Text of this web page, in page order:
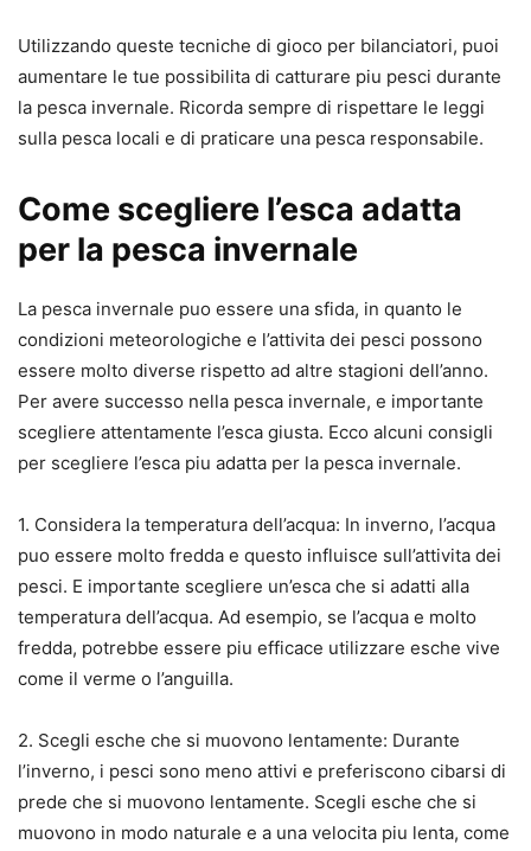
Utilizzando queste tecniche di gioco per bilanciatori, puoi
aumentare le tue possibilita di catturare piu pesci durante
la pesca invernale. Ricorda sempre di rispettare le leggi
sulla pesca locali e di praticare una pesca responsabile.
Come scegliere l’esca adatta
per la pesca invernale
La pesca invernale puo essere una sfida, in quanto le
condizioni meteorologiche e l’attivita dei pesci possono
essere molto diverse rispetto ad altre stagioni dell’anno.
Per avere successo nella pesca invernale, e importante
scegliere attentamente l’esca giusta. Ecco alcuni consigli
per scegliere l’esca piu adatta per la pesca invernale.
1. Considera la temperatura dell’acqua: In inverno, l’acqua
puo essere molto fredda e questo influisce sull’attivita dei
pesci. E importante scegliere un’esca che si adatti alla
temperatura dell’acqua. Ad esempio, se l’acqua e molto
fredda, potrebbe essere piu efficace utilizzare esche vive
come il verme o l’anguilla.
2. Scegli esche che si muovono lentamente: Durante
l’inverno, i pesci sono meno attivi e preferiscono cibarsi di
prede che si muovono lentamente. Scegli esche che si
muovono in modo naturale e a una velocita piu lenta, come